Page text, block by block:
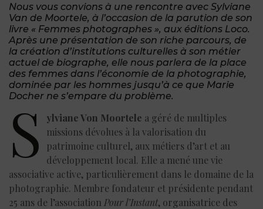
Nous vous convions à une rencontre avec Sylviane
Van de Moortele, à l’occasion de la parution de son
livre « Femmes photographes », aux éditions Loco.
Après une présentation de son riche parcours, de
la création d’institutions culturelles à son métier
actuel de biographe, elle nous parlera de la place
des femmes dans l’économie de la photographie,
dominée par les hommes jusqu’à ce que Marie
Docher ne s’empare du problème.
S ylviane Von Moortele a géré de multiples
missions dévolues à la valorisation du
patrimoine culturel, aux métiers d’art et au
développement local. Elle a mené une vie
associative active, particulièrement dans le domaine de la
photographie. Membre fondateur et présidente pendant
25 ans de l’association Pour l’Instant, organisatrice des